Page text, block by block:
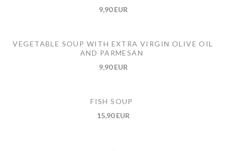
9,90 EUR
VEGETABLE SOUP WITH EXTRA VIRGIN OLIVE OIL
AND PARMESAN
9,90 EUR
FISH SOUP
15,90 EUR